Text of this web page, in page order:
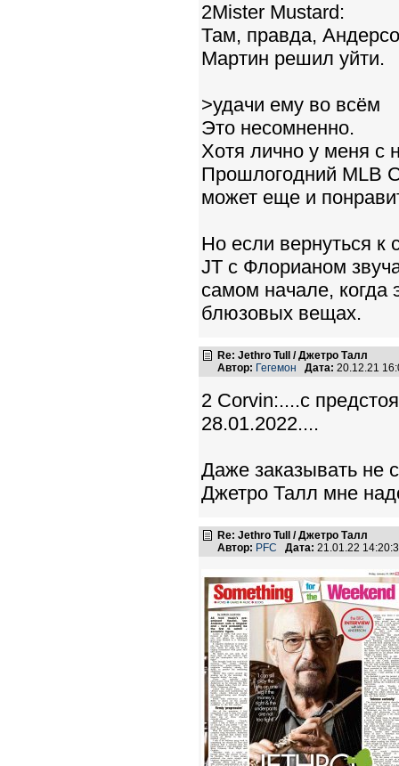
2Mister Mustard:
Там, правда,
Мартин решил уйти.
>удачи ему во всём
Это несомненно.
Хотя лично у меня с
Прошлогодний MLB
может еще и
Но если вернуться
JT с Флорианом
самом начале, когда
блюзовых вещах.
Re: Jethro Tull / Джетро Талл
Автор: Гегемон Дата: 20.12.21
2 Corvin:....с
28.01.2022....
Даже заказывать не
Джетро Талл мне
Re: Jethro Tull / Джетро Талл
Автор: PFC Дата: 21.01.22